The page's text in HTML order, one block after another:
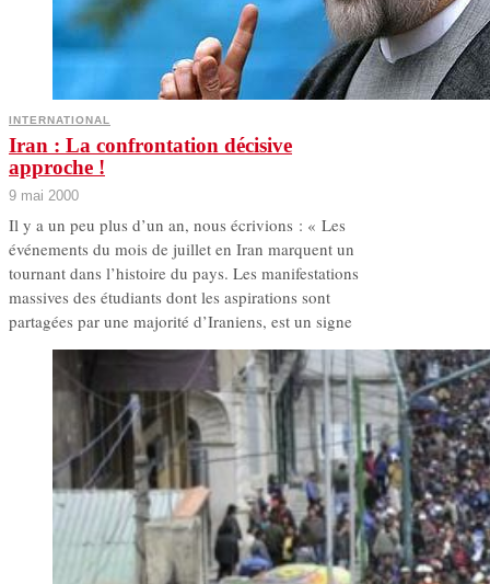
INTERNATIONAL
Iran : La confrontation décisive
approche !
9 mai 2000
Il y a un peu plus d’un an, nous écrivions : « Les
événements du mois de juillet en Iran marquent un
tournant dans l’histoire du pays. Les manifestations
massives des étudiants dont les aspirations sont
partagées par une majorité d’Iraniens, est un signe